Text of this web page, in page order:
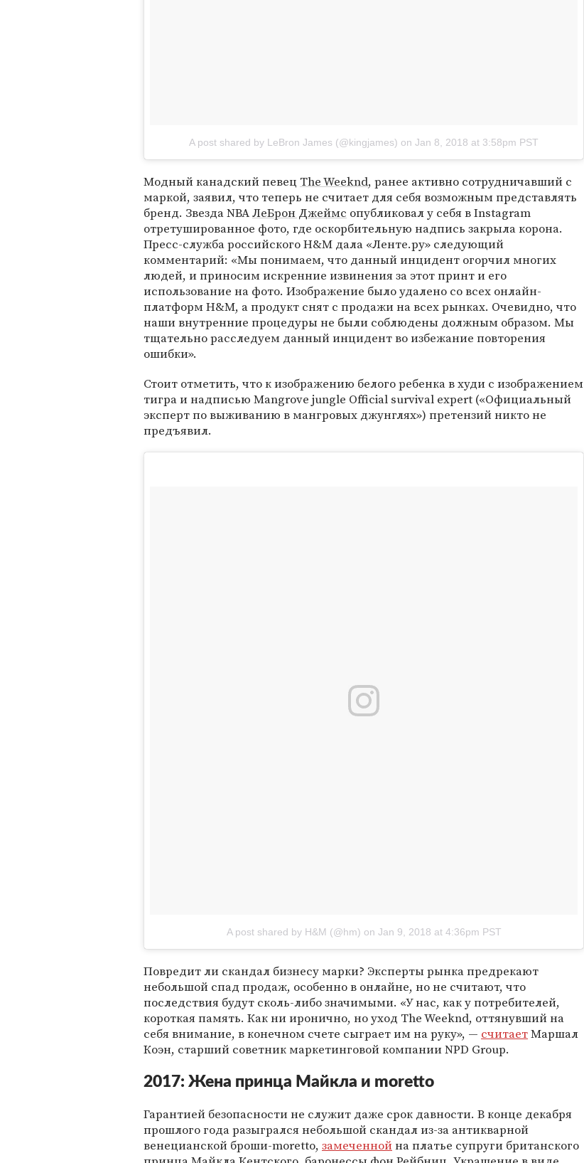
A post shared by LeBron James (@kingjames) on Jan 8, 2018 at 3:58pm PST
Модный канадский певец The Weeknd, ранее активно сотрудничавший с
маркой, заявил, что теперь не считает для себя возможным представлять
бренд. Звезда NBAЛеБрон Джеймс опубликовал у себя в Instagram
отретушированное фото, где оскорбительную надпись закрыла корона.
Пресс-служба российского H&M дала «Ленте.ру» следующий
комментарий: «Мы понимаем, что данный инцидент огорчил многих
людей, и приносим искренние извинения за этот принт и его
использование на фото. Изображение было удалено со всех онлайн-
платформ H&M, а продукт снят с продажи на всех рынках. Очевидно, что
наши внутренние процедуры не были соблюдены должным образом. Мы
тщательно расследуем данный инцидент во избежание повторения
ошибки».
Стоит отметить, что к изображению белого ребенка в худи с изображением
тигра и надписью Mangrove jungle Official survival expert («Официальный
эксперт по выживанию в мангровых джунглях») претензий никто не
предъявил.
A post shared by H&M (@hm) on Jan 9, 2018 at 4:36pm PST
Повредит ли скандал бизнесу марки? Эксперты рынка предрекают
небольшой спад продаж, особенно в онлайне, но не считают, что
последствия будут сколь-либо значимыми. «У нас, как у потребителей,
короткая память. Как ни иронично, но уход The Weeknd, оттянувший на
себя внимание, в конечном счете сыграет им на руку», — считаетМаршал
Коэн, старший советник маркетинговой компании NPD Group.
2017: Жена принца Майкла и moretto
Гарантией безопасности не служит даже срок давности. В конце декабря
прошлого года разыгрался небольшой скандал из-за антикварной
венецианской броши-moretto, замеченнойна платье супруги британского